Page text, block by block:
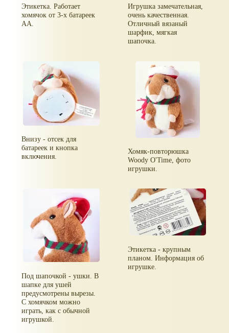
Этикетка. Работает
хомячок от 3-х батареек
АА.
Игрушка замечательная,
очень качественная.
Отличный вязаный
шарфик, мягкая
шапочка.
Внизу - отсек для
батареек и кнопка
включения.
Хомяк-повторюшка
Woody O'Time, фото
игрушки.
Под шапочкой - ушки. В
шапке для ушей
предусмотрены вырезы.
С хомячком можно
играть, как с обычной
игрушкой.
Этикетка - крупным
планом. Информация об
игрушке.